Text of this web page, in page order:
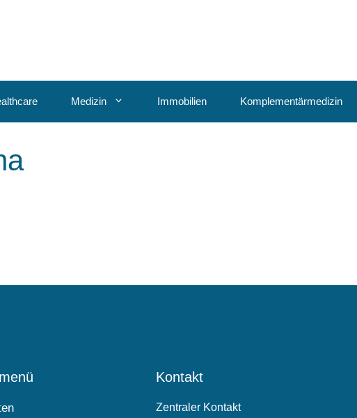
Medizin Immobilien Komplementärmedizin
Kontakt
Zentraler Kontakt